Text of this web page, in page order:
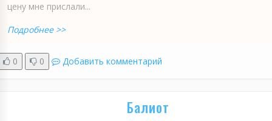
цену мне прислали...
Подробнее >>
0 0 Добавить комментарий
Балиот